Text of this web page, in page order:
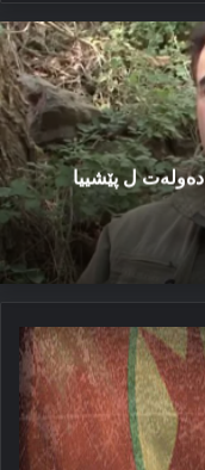
ل پێشییا